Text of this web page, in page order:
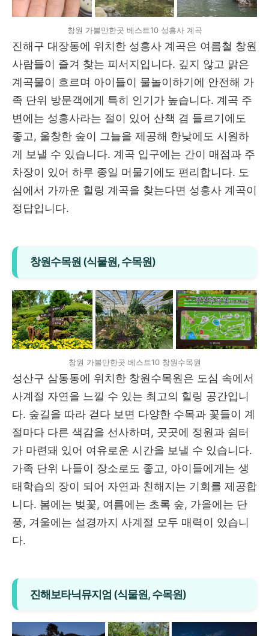
창원 가볼만한곳 베스트10 성흥사 계곡
진해구 대장동에 위치한 성흥사 계곡은 여름철 창원
사람들이 즐겨 찾는 피서지입니다. 깊지 않고 맑은
계곡물이 흐르며 아이들이 물놀이하기에 안전해 가
족 단위 방문객에게 특히 인기가 높습니다. 계곡 주
변에는 성흥사라는 절이 있어 산책 겸 들르기에도
좋고, 울창한 숲이 그늘을 제공해 한낮에도 시원하
게 보낼 수 있습니다. 계곡 입구에는 간이 매점과 주
차장이 있어 하루 종일 머물기에도 편리합니다. 도
심에서 가까운 힐링 계곡을 찾는다면 성흥사 계곡이
정답입니다.
창원수목원 (식물원, 수목원)
창원 가볼만한곳 베스트10 창원수목원
성산구 삼동동에 위치한 창원수목원은 도심 속에서
사계절 자연을 느낄 수 있는 최고의 힐링 공간입니
다. 숲길을 따라 걷다 보면 다양한 수목과 꽃들이 계
절마다 다른 색감을 선사하며, 곳곳에 정원과 쉼터
가 마련돼 있어 여유로운 시간을 보낼 수 있습니다.
가족 단위 나들이 장소로도 좋고, 아이들에게는 생
태학습의 장이 되어 자연과 친해지는 기회를 제공합
니다. 봄에는 벚꽃, 여름에는 초록 숲, 가을에는 단
풍, 겨울에는 설경까지 사계절 모두 매력이 있습니
다.
진해보타닉뮤지엄 (식물원, 수목원)